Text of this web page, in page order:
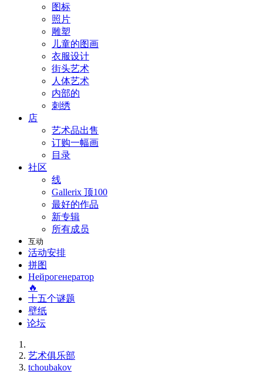
图标
照片
雕塑
儿童的图画
衣服设计
街头艺术
人体艺术
内部的
刺绣
店
艺术品出售
订购一幅画
目录
社区
线
Gallerix 顶100
最好的作品
新专辑
所有成员
互动
活动安排
拼图
Нейрогенератор
🔥
十五个谜题
壁纸
论坛
艺术俱乐部
tchoubakov